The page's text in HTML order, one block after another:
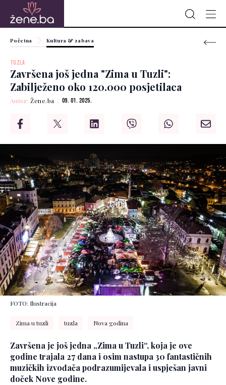
Početna Kultura & zabava
TUZLA
Završena još jedna "Zima u Tuzli":
Zabilježeno oko 120.000 posjetilaca
Autor:Žene.ba 09. 01. 2025.
FOTO: Ilustracija
Zima u tuzli tuzla Nova godina
Završena je još jedna „Zima u Tuzli“, koja je ove
godine trajala 27 dana i osim nastupa 30 fantastičnih
muzičkih izvođača podrazumijevala i uspješan javni
doček Nove godine.